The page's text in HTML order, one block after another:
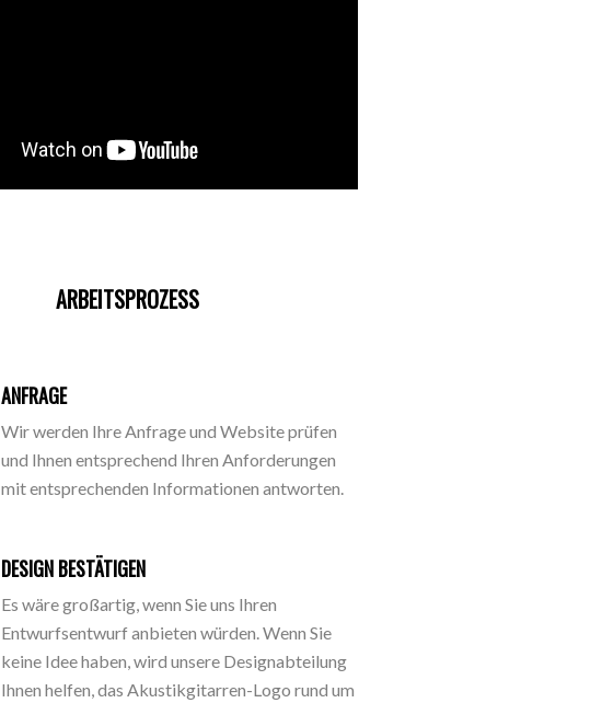
ARBEITSPROZESS
ANFRAGE
Wir werden Ihre Anfrage und Website prüfen
und Ihnen entsprechend Ihren Anforderungen
mit entsprechenden Informationen antworten.
DESIGN BESTÄTIGEN
Es wäre großartig, wenn Sie uns Ihren
Entwurfsentwurf anbieten würden. Wenn Sie
keine Idee haben, wird unsere Designabteilung
Ihnen helfen, das Akustikgitarren-Logo rund um